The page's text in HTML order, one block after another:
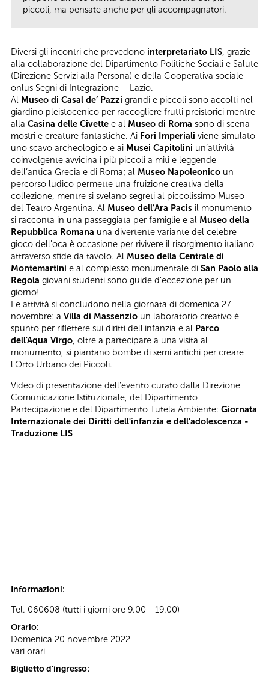
piccoli, ma pensate anche per gli accompagnatori.
Diversi gli incontri che prevedono interpretariato LIS, grazie
alla collaborazione del Dipartimento Politiche Sociali e Salute
(Direzione Servizi alla Persona) e della Cooperativa sociale
onlus Segni di Integrazione – Lazio.
Al Museo di Casal de’ Pazzi grandi e piccoli sono accolti nel
giardino pleistocenico per raccogliere frutti preistorici mentre
alla Casina delle Civette e al Museo di Roma sono di scena
mostri e creature fantastiche. Ai Fori Imperiali viene simulato
uno scavo archeologico e ai Musei Capitolini un’attività
coinvolgente avvicina i più piccoli a miti e leggende
dell’antica Grecia e di Roma; al Museo Napoleonico un
percorso ludico permette una fruizione creativa della
collezione, mentre si svelano segreti al piccolissimo Museo
del Teatro Argentina. Al Museo dell’Ara Pacis il monumento
si racconta in una passeggiata per famiglie e al Museo della
Repubblica Romana una divertente variante del celebre
gioco dell'oca è occasione per rivivere il risorgimento italiano
attraverso sfide da tavolo. Al Museo della Centrale di
Montemartini e al complesso monumentale di San Paolo alla
Regola giovani studenti sono guide d’eccezione per un
giorno!
Le attività si concludono nella giornata di domenica 27
novembre: a Villa di Massenzio un laboratorio creativo è
spunto per riflettere sui diritti dell'infanzia e al Parco
dell'Aqua Virgo, oltre a partecipare a una visita al
monumento, si piantano bombe di semi antichi per creare
l'Orto Urbano dei Piccoli.
Video di presentazione dell'evento curato dalla Direzione
Comunicazione Istituzionale, del Dipartimento
Partecipazione e del Dipartimento Tutela Ambiente: Giornata
Internazionale dei Diritti dell'infanzia e dell'adolescenza -
Traduzione LIS
Informazioni:
Tel. 060608 (tutti i giorni ore 9.00 - 19.00)
Orario:
Domenica 20 novembre 2022
vari orari
Biglietto d'ingresso: